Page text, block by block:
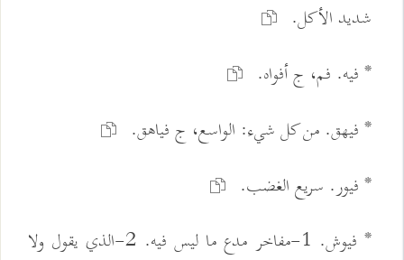
شديد الأكل.
* فيه. فم، ج أفواه.
* فيهق. من كل شيء: الواسع، ج فياهق.
* فيور. سريع الغضب.
* فيوش. 1-مفاخر مدع ما ليس فيه. 2-الذي يقول ولا